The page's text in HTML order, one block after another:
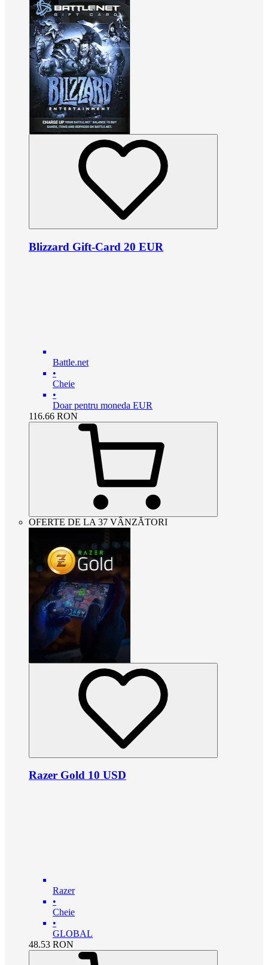
Blizzard Gift-Card 20 EUR
Battle.net
•
Cheie
•
Doar pentru moneda EUR
116.66 RON
OFERTE DE LA 37 VÂNZĂTORI
Razer Gold 10 USD
Razer
•
Cheie
•
GLOBAL
48.53 RON